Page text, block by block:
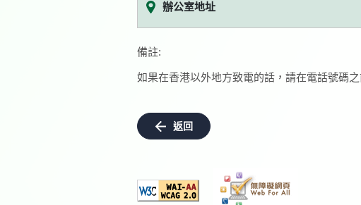
辦公室地址
備註:
如果在香港以外地方致電的話，請在電話號碼
返回